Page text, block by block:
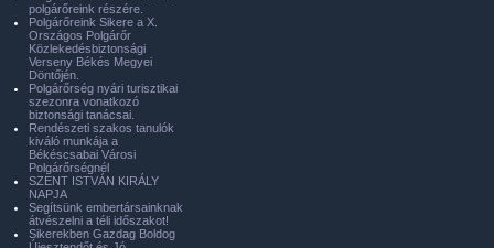
polgárőreink részére.
Polgárőreink Sikere a X.
Országos Polgárőr
Közlekedésbiztonsági
Verseny Békés Megyei
Döntőjén.
Polgárőrség nyári turisztikai
szezonra vonatkozó
biztonsági tanácsai.
Rendészeti szakos tanulók
kiváló munkája a
Békéscsabai Városi
Polgárőrségnél
SZENT ISTVÁN KIRÁLY
NAPJA
Segítsünk embertársainknak
átvészelni a téli időszakot!
Sikerekben Gazdag Boldog